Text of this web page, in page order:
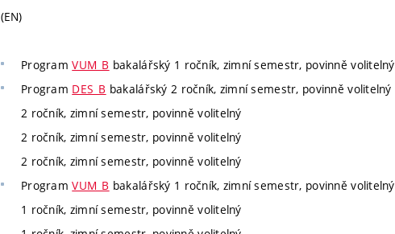
(EN)
ProgramVUM_B bakalářský 1 ročník, zimní semestr, povinně volitelný
Program DES_B bakalářský 2 ročník, zimní semestr, povinně volitelný
2 ročník, zimní semestr, povinně volitelný
2 ročník, zimní semestr, povinně volitelný
2 ročník, zimní semestr, povinně volitelný
ProgramVUM_B bakalářský 1 ročník, zimní semestr, povinně volitelný
1 ročník, zimní semestr, povinně volitelný